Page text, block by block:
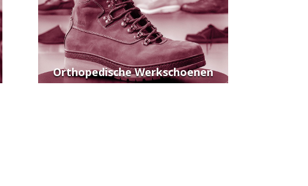
Orthopedische Werkschoenen